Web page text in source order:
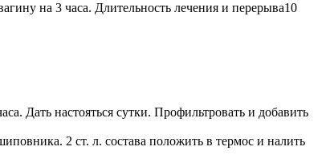
на 3 часа. Длительность лечения и перерыва10
Дать настояться сутки. Профильтровать и добавить
2 ст. л. состава положить в термос и налить